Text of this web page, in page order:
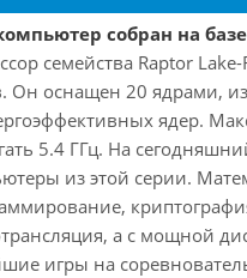
собран на
семейства Raptor
Он оснащен 20 ядрами,
ядер.
5.4 ГГц. На
из этой серии.
а с мощной
игры на